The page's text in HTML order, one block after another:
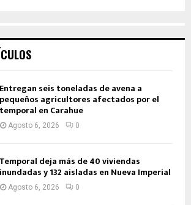
Entregan seis toneladas de avena a
pequeños agricultores afectados por el
temporal en Carahue
Agosto 6, 2026 0
Temporal deja más de 40 viviendas
inundadas y 132 aisladas en Nueva Imperial
Agosto 6, 2026 0